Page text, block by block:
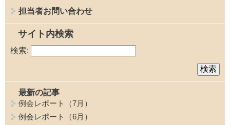
担当者お問い合わせ
サイト内検索
検索:
最新の記事
例会レポート（7月）
例会レポート（6月）